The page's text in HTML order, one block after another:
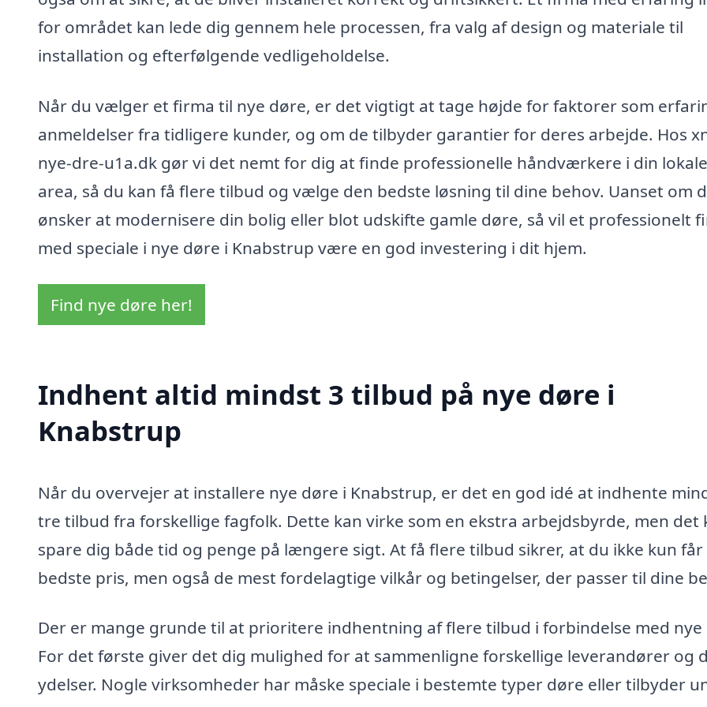
for området kan lede dig gennem hele processen, fra valg af design og materiale til
installation og efterfølgende vedligeholdelse.
Når du vælger et firma til nye døre, er det vigtigt at tage højde for faktorer som
anmeldelser fra tidligere kunder, og om de tilbyder garantier for deres arbejde. Hos
nye-dre-u1a.dk gør vi det nemt for dig at finde professionelle håndværkere i din lokale
area, så du kan få flere tilbud og vælge den bedste løsning til dine behov. Uanset om
ønsker at modernisere din bolig eller blot udskifte gamle døre, så vil et professionelt
med speciale i nye døre i Knabstrup være en god investering i dit hjem.
Find nye døre her!
Indhent altid mindst 3 tilbud på nye døre i
Knabstrup
Når du overvejer at installere nye døre i Knabstrup, er det en god idé at indhente
tre tilbud fra forskellige fagfolk. Dette kan virke som en ekstra arbejdsbyrde, men det
spare dig både tid og penge på længere sigt. At få flere tilbud sikrer, at du ikke kun får
bedste pris, men også de mest fordelagtige vilkår og betingelser, der passer til dine
Der er mange grunde til at prioritere indhentning af flere tilbud i forbindelse med nye
For det første giver det dig mulighed for at sammenligne forskellige leverandører og
ydelser. Nogle virksomheder har måske speciale i bestemte typer døre eller tilbyder